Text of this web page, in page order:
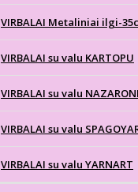
VIRBALAI Metaliniai ilgi-
VIRBALAI su valu KARTOPU
VIRBALAI su valu
VIRBALAI su valu
VIRBALAI su valu YARNART